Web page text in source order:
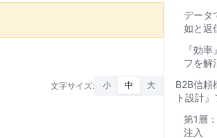
文字サイズ: 小 中 大
データ
如と返
『効
フを解
B2B信頼
ト設計
第1層
注入